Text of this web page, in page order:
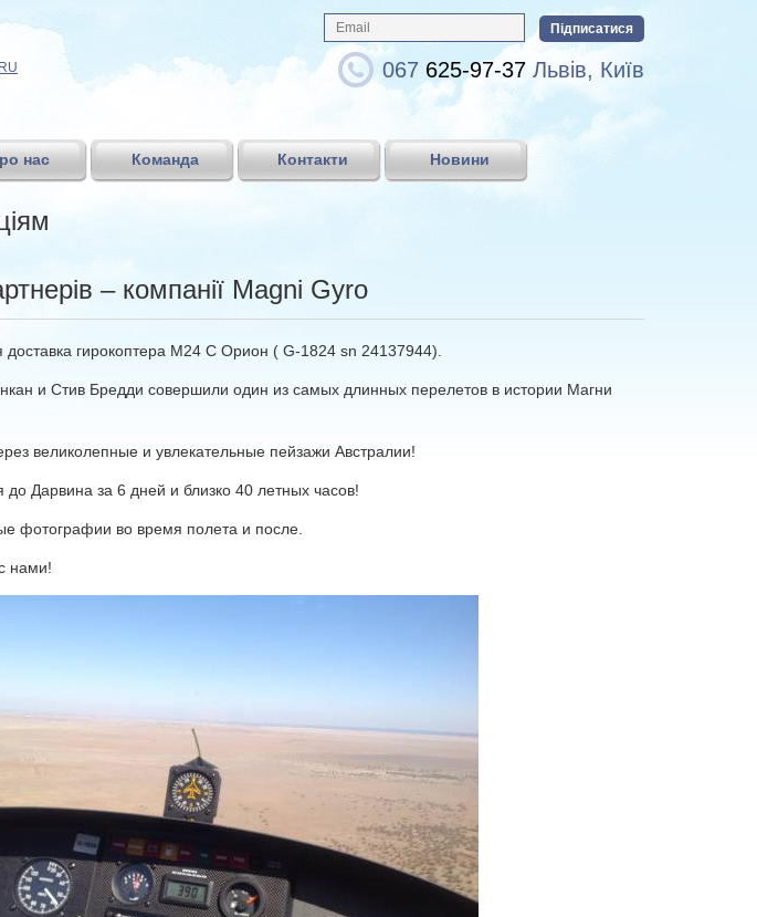
RU 067 625-97-37 Львів, Київ
нас Команда Контакти Новини
– компанії Magni Gyro
доставка гирокоптера M24 C Орион ( G-1824 sn 24137944).
и Стив Бредди совершили один из самых длинных перелетов в истории Магни
великолепные и увлекательные пейзажи Австралии!
Дарвина за 6 дней и близко 40 летных часов!
фотографии во время полета и после.
нами!